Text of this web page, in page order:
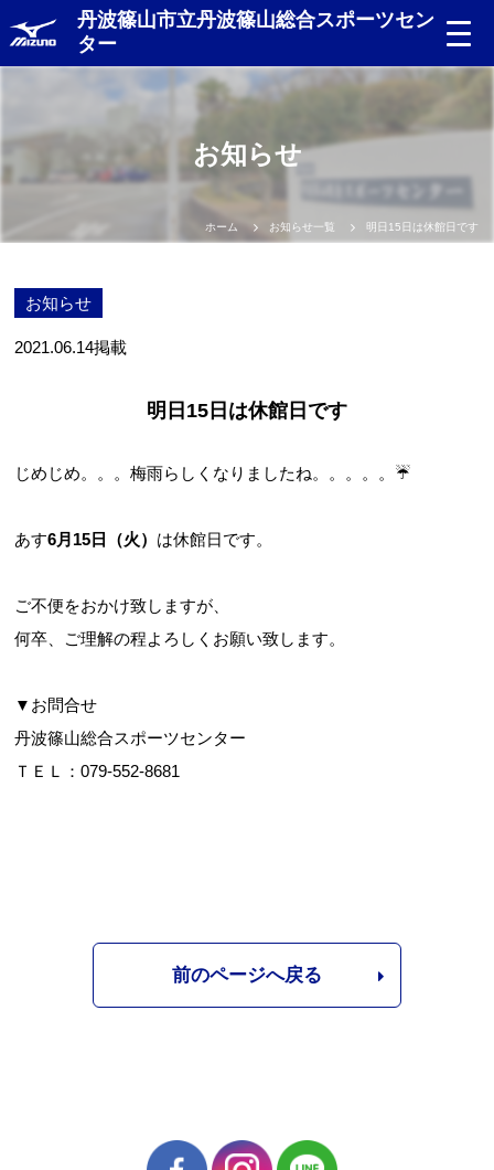
丹波篠山市立丹波篠山総合スポーツセン
ター
お問合せフォーム
お知らせ
ホーム お知らせ一覧 明日15日は休館日です
お知らせ
2021.06.14掲載
明日15日は休館日です
じめじめ。。。梅雨らしくなりましたね。。。。。☔
あす6月15日（火） は休館日です。
ご不便をおかけ致しますが、
何卒、ご理解の程よろしくお願い致します。
▼お問合せ
丹波篠山総合スポーツセンター
ＴＥＬ：079-552-8681
前のページへ戻る